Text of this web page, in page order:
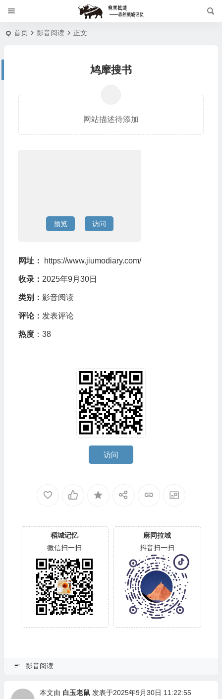
首页 影音阅读 正文
鸠摩搜书
网站描述待添加
预览 访问
网址： https://www.jiumodiary.com/
收录： 2025年9月30日
类别： 影音阅读
评论： 发表评论
热度：38
访问
稻城记忆
微信扫一扫
麻同拉域
抖音扫一扫
影音阅读
本文由 白玉老鼠 发表于2025年9月30日 11:22:55